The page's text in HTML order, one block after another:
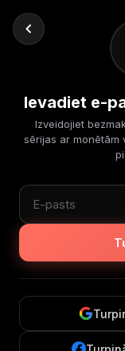
Ievadiet e-
Izveidojiet
sērijas ar monētām